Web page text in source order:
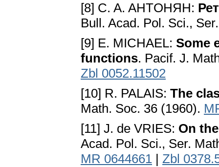
[8] C. A. AHTOHЯH:
Bull. Acad. Pol. Sci.,
[9] E. MICHAEL: Some
functions. Pacif. J.
Zbl 0052.11502
[10] R. PALAIS: The
Math. Soc. 36 (1960).
[11] J. de VRIES: On
Acad. Pol. Sci., Ser.
MR 0644661 | Zbl